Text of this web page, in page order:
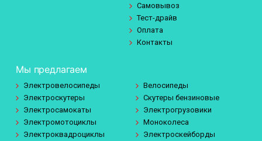
Самовывоз
Тест-драйв
Оплата
Контакты
Мы предлагаем
Электровелосипеды
Велосипеды
Электроскутеры
Скутеры бензиновые
Электросамокаты
Электрогрузовики
Электромотоциклы
Моноколеса
Электроквадроциклы
Электроскейборды